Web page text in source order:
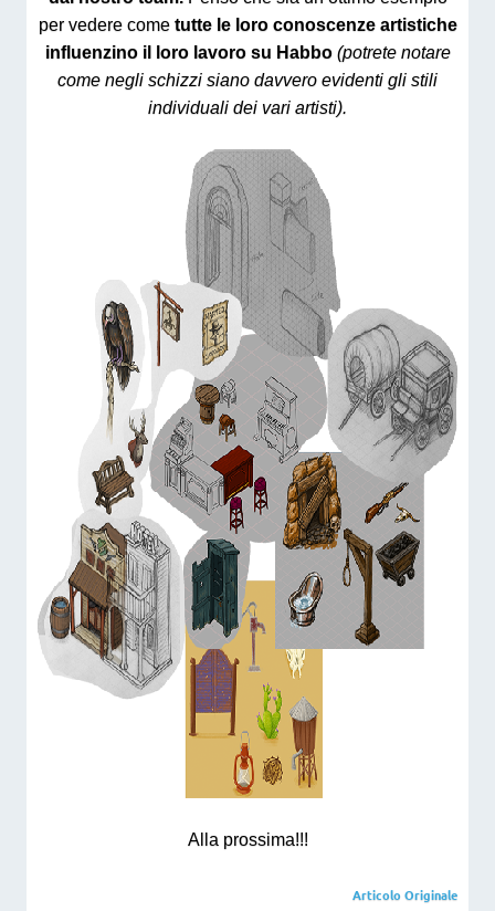
per vedere cometutte le loro conoscenze artistiche
influenzino il loro lavoro su Habbo (potrete notare
come negli schizzi siano davvero evidenti gli stili
individuali dei vari artisti).
Alla prossima!!!
Articolo Originale